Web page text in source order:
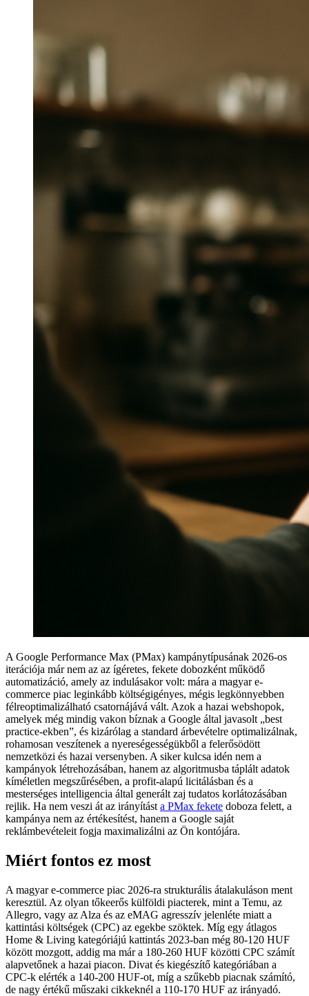
A Google Performance Max (PMax) kampánytípusának 2026-os
iterációja már nem az az ígéretes, fekete dobozként működő
automatizáció, amely az indulásakor volt: mára a magyar e-
commerce piac leginkább költségigényes, mégis legkönnyebben
félreoptimalizálható csatornájává vált. Azok a hazai webshopok,
amelyek még mindig vakon bíznak a Google által javasolt „best
practice-ekben”, és kizárólag a standard árbevételre optimalizálnak,
rohamosan veszítenek a nyereségességükből a felerősödött
nemzetközi és hazai versenyben. A siker kulcsa idén nem a
kampányok létrehozásában, hanem az algoritmusba táplált adatok
kíméletlen megszűrésében, a profit-alapú licitálásban és a
mesterséges intelligencia által generált zaj tudatos korlátozásában
rejlik. Ha nem veszi át az irányítást a PMax fekete doboza felett, a
kampánya nem az értékesítést, hanem a Google saját
reklámbevételeit fogja maximalizálni az Ön kontójára.
Miért fontos ez most
A magyar e-commerce piac 2026-ra strukturális átalakuláson ment
keresztül. Az olyan tőkeerős külföldi piacterek, mint a Temu, az
Allegro, vagy az Alza és az eMAG agresszív jelenléte miatt a
kattintási költségek (CPC) az egekbe szöktek. Míg egy átlagos
Home & Living kategóriájú kattintás 2023-ban még 80-120 HUF
között mozgott, addig ma már a 180-260 HUF közötti CPC számít
alapvetőnek a hazai piacon. Divat és kiegészítő kategóriában a
CPC-k elérték a 140-200 HUF-ot, míg a szűkebb piacnak számító,
de nagy értékű műszaki cikkeknél a 110-170 HUF az irányadó.